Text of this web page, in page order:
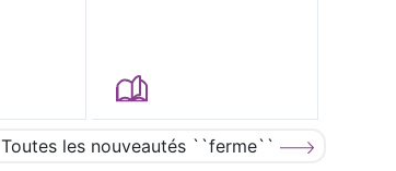
Toutes les nouveautés ``ferme``